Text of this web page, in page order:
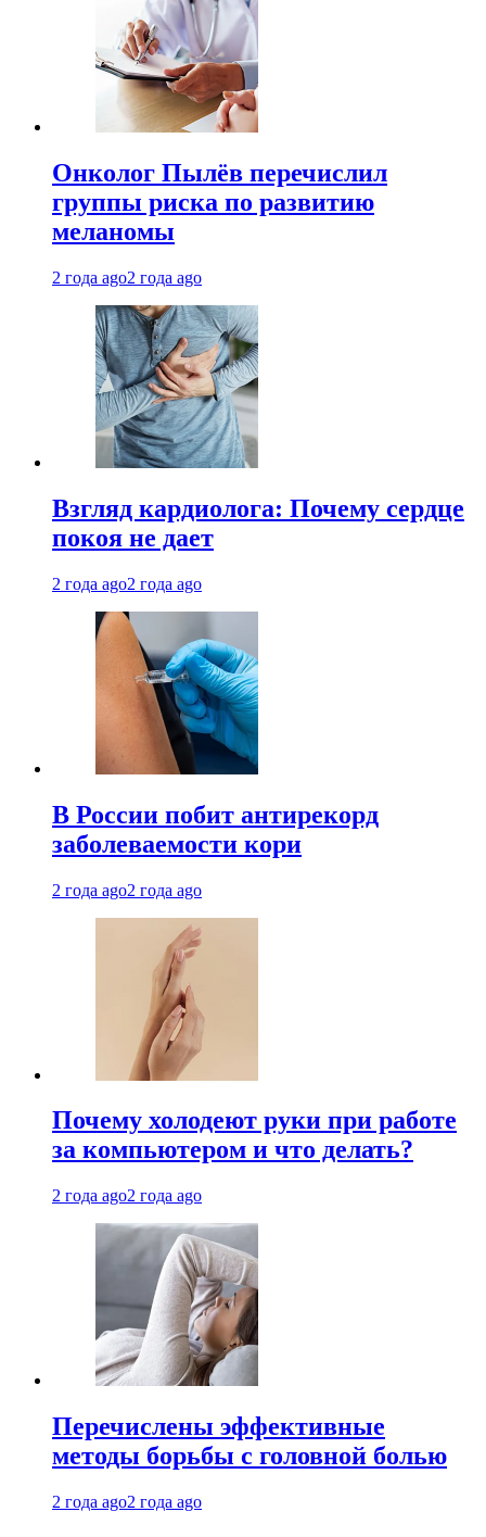
Онколог Пылёв перечислил
группы риска по развитию
меланомы
2 года ago2 года ago
Взгляд кардиолога: Почему сердце
покоя не дает
2 года ago2 года ago
В России побит антирекорд
заболеваемости кори
2 года ago2 года ago
Почему холодеют руки при работе
за компьютером и что делать?
2 года ago2 года ago
Перечислены эффективные
методы борьбы с головной болью
2 года ago2 года ago